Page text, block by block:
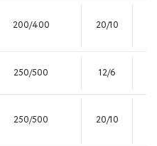
200/400 20/10
250/500 12/6
250/500 20/10